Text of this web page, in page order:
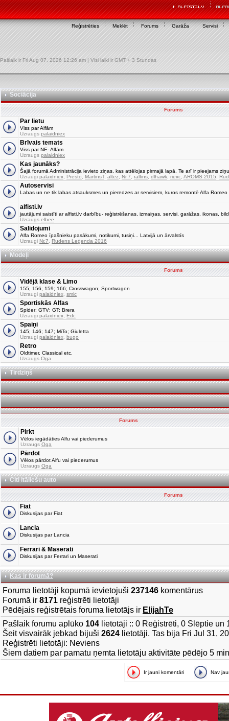
Reģistrēties Meklēt Forums Garāža Servisi
Pašlaik ir Fri Aug 07, 2026 12:26 am | Visi laiki ir GMT + 3 Stundas
Sociācija
Forums
Par lietu
Viss par Alfām
Uzraugs palaidniex
Brīvais temats
Viss par NE- Alfām
Uzraugs palaidniex
Kas jaunāks?
Šajā forumā Administrācija ievieto ziņas, kas attēlojas pirmajā lapā. Te arī ir pieejams
Uzraugi palaidniex Presto MartinsT, altez Nr.7 ralfins dlhawk riexc AROMS 2015
Autoservisi
Labas un ne tik labas atsauksmes un pieredzes ar servisiem, kuros remontē Alfa Romeo
alfisti.lv
jautājumi saistīti ar alfisti.lv darbību- reģistrēšanas, izmaiņas, servisi, garāžas, ikonas,
Uzraugs elbee
Salidojumi
Alfa Romeo īpašnieku pasākumi, notikumi, tusiņi... Latvijā un ārvalstīs
Uzraugi Nr.7 Rudens Leģenda 2016
Modeļi
Forums
Vidējā klase & Limo
155; 156; 159; 166; Crosswagon; Sportwagon
Uzraugi palaidniex smic
Sportiskās Alfas
Spider; GTV; GT; Brera
Uzraugi palaidniex Edc
Spaiņi
145; 146; 147; MiTo; Giuletta
Uzraugi palaidniex bugo
Retro
Oldtimer, Classical etc.
Uzraugs Oga
Tirdziņš
Forums
Pirkt
Vēlos iegādāties Alfu vai piederumus
Uzraugs Oga
Pārdot
Vēlos pārdot Alfu vai piederumus
Uzraugs Oga
Citi itāliešu auto
Forums
Fiat
Diskusijas par Fiat
Lancia
Diskusijas par Lancia
Ferrari & Maserati
Diskusijas par Ferrari un Maserati
Kas ir forumā?
Foruma lietotāji kopumā ievietojuši 237146 komentārus
Forumā ir 8171 reģistrēti lietotāji
Pēdējais reģistrētais foruma lietotājs ir ElijahTe
Pašlaik forumu aplūko 104 lietotāji :: 0 Reģistrēti, 0 Slēptie
Šeit visvairāk jebkad bijuši 2624 lietotāji. Tas bija Fri Jul 31,
Reģistrēti lietotāji: Neviens
Šiem datiem par pamatu ņemta lietotāju aktivitāte pēdējo 5
Ir jauni komentāri Nav